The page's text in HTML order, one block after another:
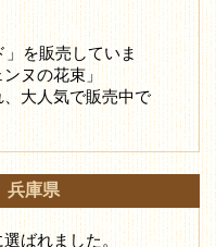
」を販売していま
ヌの花束」
大人気で販売中で
庫県
ばれました。